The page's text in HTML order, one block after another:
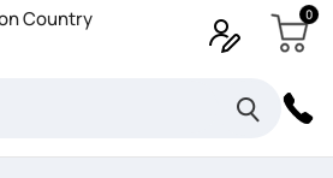
0
επιθυμητών
×